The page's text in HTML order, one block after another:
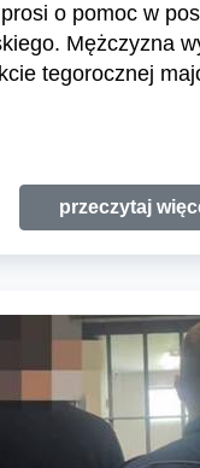
o pomoc w
Mężczyzna
tegorocznej
przeczytaj